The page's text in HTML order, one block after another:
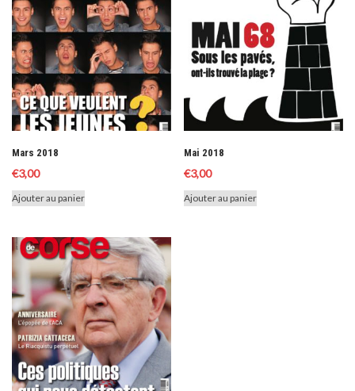
Mars 2018
€3,00
Ajouter au panier
Mai 2018
€3,00
Ajouter au panier